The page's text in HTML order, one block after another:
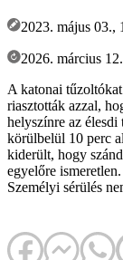
2023. május 03.,
2026. március
A katonai
riasztották azzal,
helyszínre az
körülbelül 10 perc
kiderült, hogy
egyelőre
Személyi sérülés